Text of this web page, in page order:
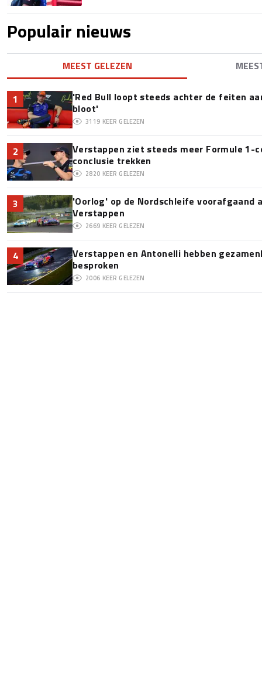
Populair nieuws
MEEST GELEZEN
1
'Red Bull loopt steeds achter de feiten
bloot'
3119 KEER GELEZEN
2
Verstappen ziet steeds meer Formule 1-
conclusie trekken
2820 KEER GELEZEN
3
'Oorlog' op de Nordschleife voorafgaand
Verstappen
2669 KEER GELEZEN
4
Verstappen en Antonelli hebben
besproken
2006 KEER GELEZEN